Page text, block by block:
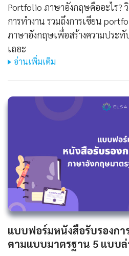
Portfolio ภาษาอังกฤษคืออะไร?
การทำงาน รวมถึงการเขียน
ภาษาอังกฤษเพื่อสร้างความประทั
เถอะ
อ่านเพิ่มเติม
แบบฟอร์มหนังสือรับรองก
ตามแบบมาตรฐาน 5 แบบ